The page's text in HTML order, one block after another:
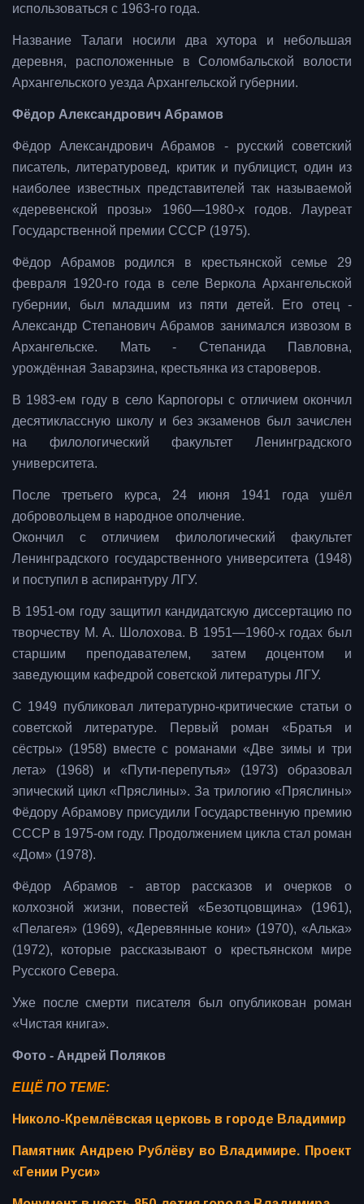
использоваться с 1963-го года.
Название Талаги носили два хутора и небольшая
деревня, расположенные в Соломбальской волости
Архангельского уезда Архангельской губернии.
Фёдор Александрович Абрамов
Фёдор Александрович Абрамов - русский советский
писатель, литературовед, критик и публицист, один из
наиболее известных представителей так называемой
«деревенской прозы» 1960—1980-х годов. Лауреат
Государственной премии СССР (1975).
Фёдор Абрамов родился в крестьянской семье 29
февраля 1920-го года в селе Веркола Архангельской
губернии, был младшим из пяти детей. Его отец -
Александр Степанович Абрамов занимался извозом в
Архангельске. Мать - Степанида Павловна,
урождённая Заварзина, крестьянка из староверов.
В 1983-ем году в село Карпогоры с отличием окончил
десятиклассную школу и без экзаменов был зачислен
на филологический факультет Ленинградского
университета.
После третьего курса, 24 июня 1941 года ушёл
добровольцем в народное ополчение.
Окончил с отличием филологический факультет
Ленинградского государственного университета (1948)
и поступил в аспирантуру ЛГУ.
В 1951-ом году защитил кандидатскую диссертацию по
творчеству М. А. Шолохова. В 1951—1960-х годах был
старшим преподавателем, затем доцентом и
заведующим кафедрой советской литературы ЛГУ.
С 1949 публиковал литературно-критические статьи о
советской литературе. Первый роман «Братья и
сёстры» (1958) вместе с романами «Две зимы и три
лета» (1968) и «Пути-перепутья» (1973) образовал
эпический цикл «Пряслины». За трилогию «Пряслины»
Фёдору Абрамову присудили Государственную премию
СССР в 1975-ом году. Продолжением цикла стал роман
«Дом» (1978).
Фёдор Абрамов - автор рассказов и очерков о
колхозной жизни, повестей «Безотцовщина» (1961),
«Пелагея» (1969), «Деревянные кони» (1970), «Алька»
(1972), которые рассказывают о крестьянском мире
Русского Севера.
Уже после смерти писателя был опубликован роман
«Чистая книга».
Фото - Андрей Поляков
ЕЩЁ ПО ТЕМЕ:
Николо-Кремлёвская церковь в городе Владимир
Памятник Андрею Рублёву во Владимире. Проект
«Гении Руси»